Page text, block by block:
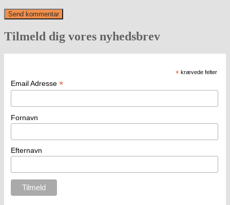
Tilmeld dig vores nyhedsbrev
* krævede felter
Email Adresse *
Fornavn
Efternavn